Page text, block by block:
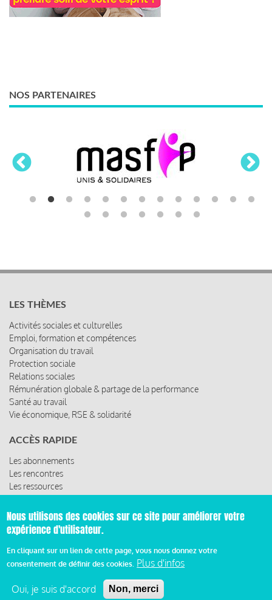
NOS PARTENAIRES
LES THÈMES
Activités sociales et culturelles
Emploi, formation et compétences
Organisation du travail
Protection sociale
Relations sociales
Rémunération globale & partage de la performance
Santé au travail
Vie économique, RSE & solidarité
ACCÈS RAPIDE
Les abonnements
Les rencontres
Les ressources
© 2019 Miroir Social - Réalisé par
Pied
Mentions légales et condition générale d’utilisation et
Nous utilisons des cookies sur ce site pour améliorer votre
expérience d'utilisateur.
En cliquant sur un lien de cette page, vous nous donnez votre
consentement de définir des cookies. Plus d'infos
Oui, je suis d'accord Non, merci